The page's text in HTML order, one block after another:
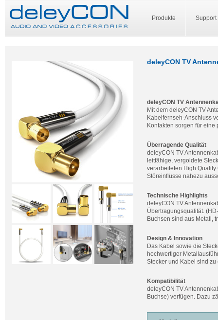
Produkte Support
deleyCON TV
deleyCON TV
Mit dem deleyCON TV
Kabelfernseh-Anschluss
Kontakten sorgen für
Überragende Qualität
deleyCON TV
leitfähige, vergoldete
verarbeiteten High
Störeinflüsse nahezu
Technische Highlights
deleyCON TV
Übertragungsqualität.
Buchsen sind aus Metall,
Design & Innovation
Das Kabel sowie die
hochwertiger
Stecker und Kabel sind
Kompatibilität
deleyCON TV
Buchse) verfügen. Dazu